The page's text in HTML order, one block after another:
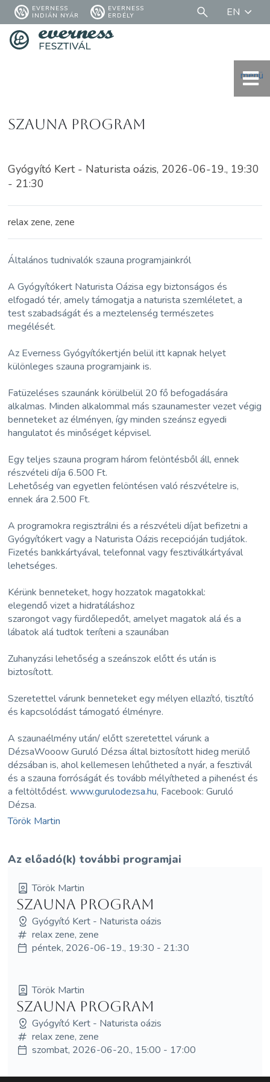
EVERNESS
INDIÁN NYÁR
EVERNESS
ERDÉLY
EN
menü
Szauna Program
Gyógyító Kert - Naturista oázis, 2026-06-19., 19:30
- 21:30
relax zene, zene
Általános tudnivalók szauna programjainkról
A Gyógyítókert Naturista Oázisa egy biztonságos és
elfogadó tér, amely támogatja a naturista szemléletet, a
test szabadságát és a meztelenség természetes
megélését.
Az Everness Gyógyítókertjén belül itt kapnak helyet
különleges szauna programjaink is.
Fatüzeléses szaunánk körülbelül 20 fő befogadására
alkalmas. Minden alkalommal más szaunamester vezet végig
benneteket az élményen, így minden szeánsz egyedi
hangulatot és minőséget képvisel.
Egy teljes szauna program három felöntésből áll, ennek
részvételi díja 6.500 Ft.
Lehetőség van egyetlen felöntésen való részvételre is,
ennek ára 2.500 Ft.
A programokra regisztrálni és a részvételi díjat befizetni a
Gyógyítókert vagy a Naturista Oázis recepcióján tudjátok.
Fizetés bankkártyával, telefonnal vagy fesztiválkártyával
lehetséges.
Kérünk benneteket, hogy hozzatok magatokkal:
elegendő vizet a hidratáláshoz
szarongot vagy fürdőlepedőt, amelyet magatok alá és a
lábatok alá tudtok teríteni a szaunában
Zuhanyzási lehetőség a szeánszok előtt és után is
biztosított.
Szeretettel várunk benneteket egy mélyen ellazító, tisztító
és kapcsolódást támogató élményre.
A szaunaélmény után/ előtt szeretettel várunk a
DézsaWooow Guruló Dézsa által biztosított hideg merülő
dézsában is, ahol kellemesen lehűtheted a nyár, a fesztivál
és a szauna forróságát és tovább mélyítheted a pihenést és
a feltöltődést.www.gurulodezsa.hu, Facebook: Guruló
Dézsa.
Török Martin
Az előadó(k) további programjai
Török Martin
Szauna Program
Gyógyító Kert - Naturista oázis
relax zene, zene
péntek, 2026-06-19., 19:30 - 21:30
Török Martin
Szauna Program
Gyógyító Kert - Naturista oázis
relax zene, zene
szombat, 2026-06-20., 15:00 - 17:00